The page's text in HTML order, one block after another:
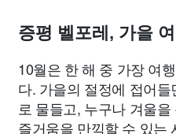
증평 벨포레, 가을
10월은 한 해 중 가장 여
다. 가을의 절정에 접어
로 물들고, 누구나 겨울
즐거움을 만끽할 수 있는